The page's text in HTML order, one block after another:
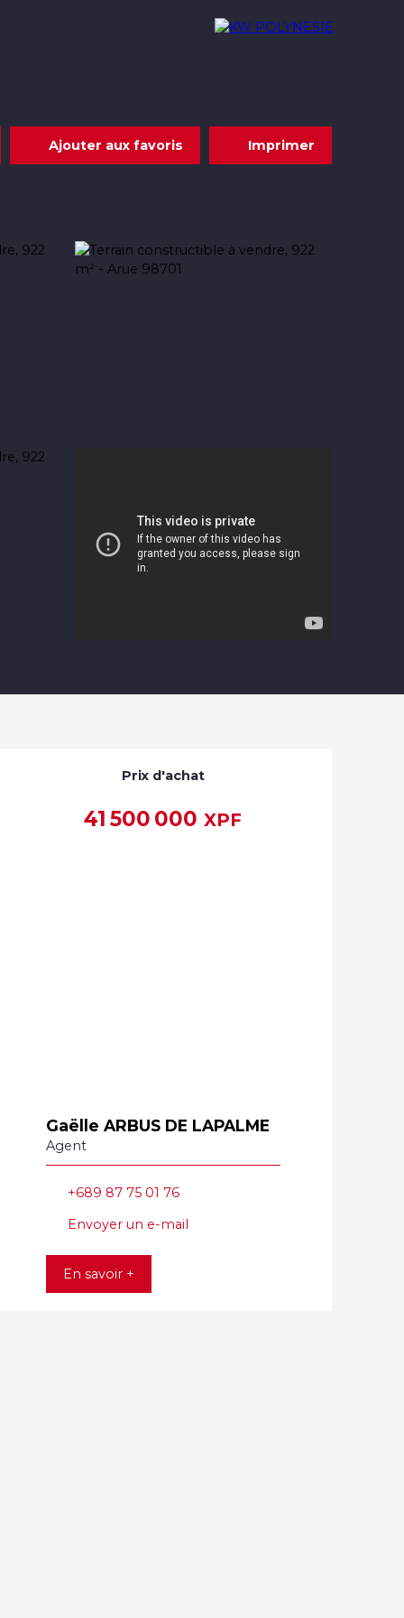
Nous rejoindre
Ajouter aux favoris Imprimer
Prix d'achat
41 500 000XPF
Gaëlle ARBUS DE LAPALME
Agent
+689 87 75 01 76
Envoyer un e-mail
En savoir +